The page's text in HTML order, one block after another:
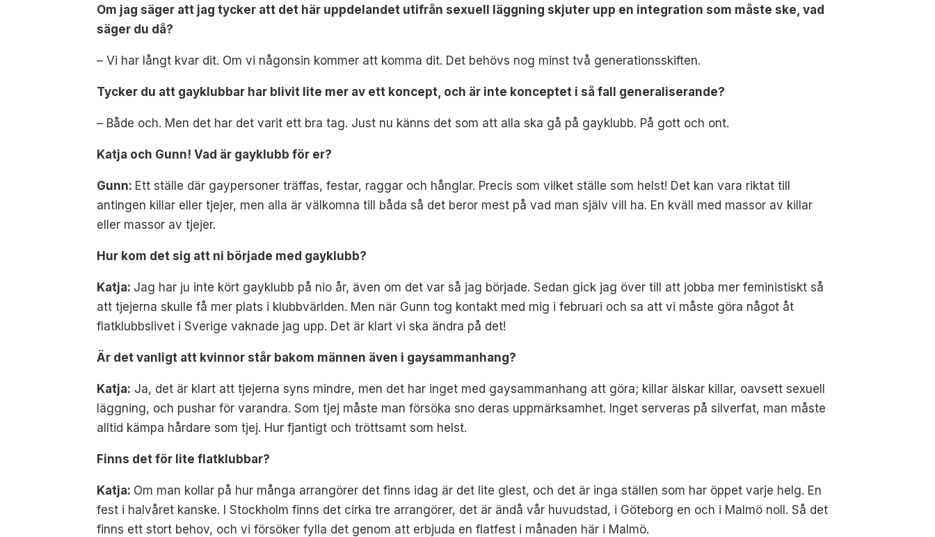
Om jag säger att jag tycker att det här uppdelandet utifrån sexuell läggning skjuter upp en integration som måste ske, vad
säger du då?
– Vi har långt kvar dit. Om vi någonsin kommer att komma dit. Det behövs nog minst två generationsskiften.
Tycker du att gayklubbar har blivit lite mer av ett koncept, och är inte konceptet i så fall generaliserande?
– Både och. Men det har det varit ett bra tag. Just nu känns det som att alla ska gå på gayklubb. På gott och ont.
Katja och Gunn! Vad är gayklubb för er?
Gunn: Ett ställe där gaypersoner träffas, festar, raggar och hånglar. Precis som vilket ställe som helst! Det kan vara riktat till
antingen killar eller tjejer, men alla är välkomna till båda så det beror mest på vad man själv vill ha. En kväll med massor av killar
eller massor av tjejer.
Hur kom det sig att ni började med gayklubb?
Katja: Jag har ju inte kört gayklubb på nio år, även om det var så jag började. Sedan gick jag över till att jobba mer feministiskt så
att tjejerna skulle få mer plats i klubbvärlden. Men när Gunn tog kontakt med mig i februari och sa att vi måste göra något åt
flatklubbslivet i Sverige vaknade jag upp. Det är klart vi ska ändra på det!
Är det vanligt att kvinnor står bakom männen även i gaysammanhang?
Katja: Ja, det är klart att tjejerna syns mindre, men det har inget med gaysammanhang att göra; killar älskar killar, oavsett sexuell
läggning, och pushar för varandra. Som tjej måste man försöka sno deras uppmärksamhet. Inget serveras på silverfat, man måste
alltid kämpa hårdare som tjej. Hur fjantigt och tröttsamt som helst.
Finns det för lite flatklubbar?
Katja: Om man kollar på hur många arrangörer det finns idag är det lite glest, och det är inga ställen som har öppet varje helg. En
fest i halvåret kanske. I Stockholm finns det cirka tre arrangörer, det är ändå vår huvudstad, i Göteborg en och i Malmö noll. Så det
finns ett stort behov, och vi försöker fylla det genom att erbjuda en flatfest i månaden här i Malmö.